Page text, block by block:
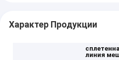
Характер Продукции
линия